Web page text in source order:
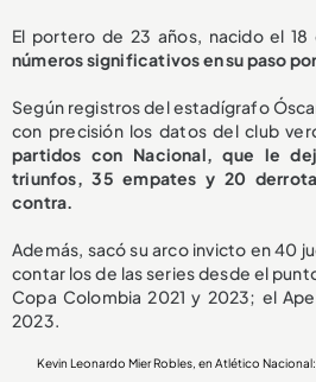
El portero de 23 años, nacido el
números significativos en su paso
Según registros del estadígrafo
con precisión los datos del club
partidos con Nacional, que le
triunfos, 35 empates y 20
contra.
Además, sacó su arco invicto en 40
contar los de las series desde el
Copa Colombia 2021 y 2023; el
2023.
Kevin Leonardo Mier Robles, en Atlético Nacional: